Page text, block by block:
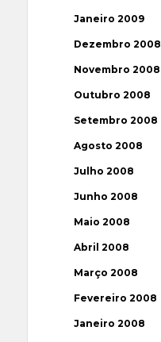
Janeiro 2009
Dezembro 2008
Novembro 2008
Outubro 2008
Setembro 2008
Agosto 2008
Julho 2008
Junho 2008
Maio 2008
Abril 2008
Março 2008
Fevereiro 2008
Janeiro 2008